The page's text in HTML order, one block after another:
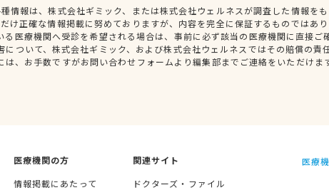
情報は、株式会社ギミック、または株式会社ウェルネスが調査した情報を
け正確な情報掲載に努めておりますが、内容を完全に保証するものではあ
る医療機関へ受診を希望される場合は、事前に必ず該当の医療機関に直接ご
について、株式会社ギミック、および株式会社ウェルネスではその賠償の責
は、お手数ですがお問い合わせフォームより編集部までご連絡をいただけま
医療機関の方
情報掲載にあたって
関連サイト
ドクターズ・ファイル
医療